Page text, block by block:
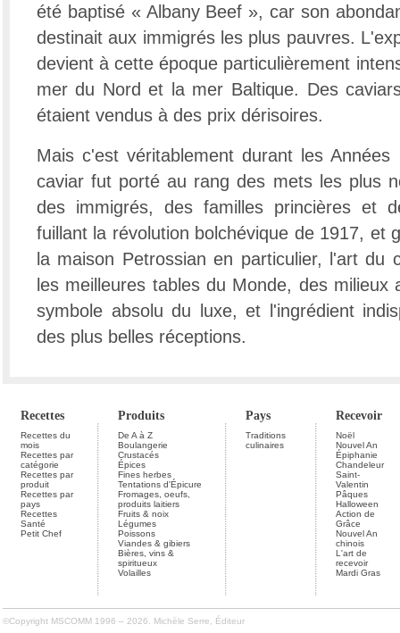
été baptisé « Albany Beef », car son
destinait aux immigrés les plus pauvres.
devient à cette époque particulièrement
mer du Nord et la mer Baltique. Des
étaient vendus à des prix dérisoires.
Mais c'est véritablement durant les
caviar fut porté au rang des mets les plus
des immigrés, des familles princières et
fuillant la révolution bolchévique de 1917, et
la maison Petrossian en particulier, l'art du
les meilleures tables du Monde, des milieux
symbole absolu du luxe, et l'ingrédient
des plus belles réceptions.
Recettes Produits Pays Recevoir
Recettes du
mois
Recettes par
catégorie
Recettes par
produit
Recettes par
pays
Recettes
Santé
Petit Chef
De A à Z
Boulangerie
Crustacés
Épices
Fines herbes
Tentations d'Épicure
Fromages, oeufs,
produits laitiers
Fruits & noix
Légumes
Poissons
Viandes & gibiers
Bières, vins &
spiritueux
Volailles
Traditions
culinaires
Noël
Nouvel An
Épiphanie
Chandeleur
Saint-
Valentin
Pâques
Halloween
Action de
Grâce
Nouvel An
chinois
L'art de
recevoir
Mardi Gras
©Copyright MSCOMM 1996 – 2026. Michèle Serre, Éditeur